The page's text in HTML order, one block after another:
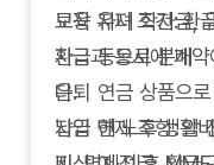
보장 유지 조건: 환
환급과 동시에 계
다.
납입 면제 조항: 암
교육
자금
자녀 학자금,
등으로 분배
은퇴
자금
연금 상품으
해 노후 생활